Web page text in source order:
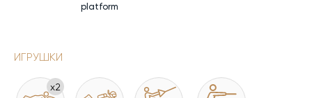
platform
ИГРУШКИ
x2